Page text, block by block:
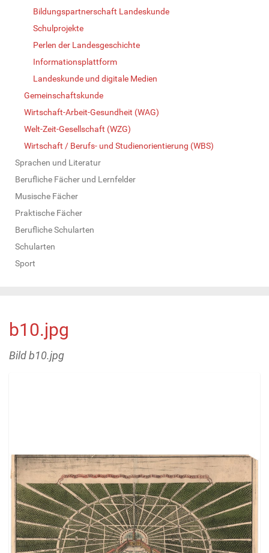
Bildungspartnerschaft Landeskunde
Schulprojekte
Perlen der Landesgeschichte
Informationsplattform
Landeskunde und digitale Medien
Gemeinschaftskunde
Wirtschaft-Arbeit-Gesundheit (WAG)
Welt-Zeit-Gesellschaft (WZG)
Wirtschaft / Berufs- und Studienorientierung (WBS)
Sprachen und Literatur
Berufliche Fächer und Lernfelder
Musische Fächer
Praktische Fächer
Berufliche Schularten
Schularten
Sport
b10.jpg
Bild b10.jpg